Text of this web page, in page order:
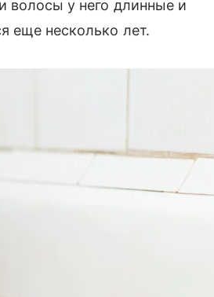
волосы у него длинные и
еще несколько лет.